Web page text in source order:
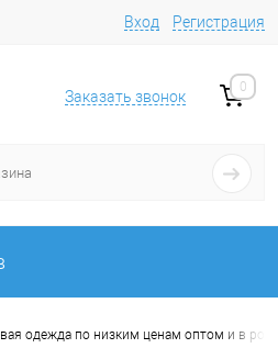
Вход Регистрация
Заказать звонок
0
одежда по низким ценам оптом и в